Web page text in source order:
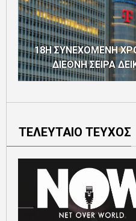
18Η ΣΥΝΕΧΟΜΕΝΗ
ΔΙΕΘΝΗ ΣΕΙΡΑ
ΤΕΛΕΥΤΑΙΟ ΤΕΥΧΟΣ